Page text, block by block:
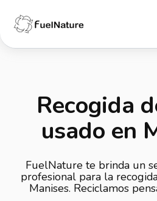
contenido
Recogida
usado en
FuelNature te brinda un
profesional para la
Manises. Reciclamos